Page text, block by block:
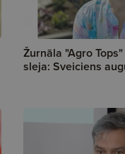
Žurnāla "Agro
sleja: Sveiciens